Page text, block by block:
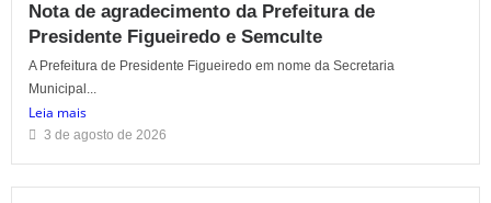
Nota de agradecimento da Prefeitura de
Presidente Figueiredo e Semculte
A Prefeitura de Presidente Figueiredo em nome da Secretaria
Municipal...
Leia mais
3 de agosto de 2026